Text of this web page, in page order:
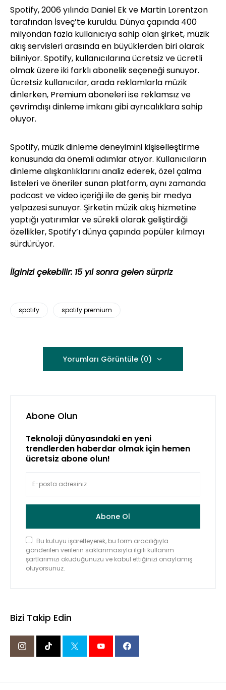
Spotify, 2006 yılında Daniel Ek ve Martin Lorentzon
tarafından İsveç’te kuruldu. Dünya çapında 400
milyondan fazla kullanıcıya sahip olan şirket, müzik
akış servisleri arasında en büyüklerden biri olarak
biliniyor. Spotify, kullanıcılarına ücretsiz ve ücretli
olmak üzere iki farklı abonelik seçeneği sunuyor.
Ücretsiz kullanıcılar, arada reklamlarla müzik
dinlerken, Premium aboneleri ise reklamsız ve
çevrimdışı dinleme imkanı gibi ayrıcalıklara sahip
oluyor.
Spotify, müzik dinleme deneyimini kişiselleştirme
konusunda da önemli adımlar atıyor. Kullanıcıların
dinleme alışkanlıklarını analiz ederek, özel çalma
listeleri ve öneriler sunan platform, aynı zamanda
podcast ve video içeriği ile de geniş bir medya
yelpazesi sunuyor. Şirketin müzik akış hizmetine
yaptığı yatırımlar ve sürekli olarak geliştirdiği
özellikler, Spotify’ı dünya çapında popüler kılmayı
sürdürüyor.
İlginizi çekebilir: 15 yıl sonra gelen sürpriz
spotify spotify premium
Yorumları Görüntüle (0)
Abone Olun
Teknoloji dünyasındaki en yeni
trendlerden haberdar olmak için hemen
ücretsiz abone olun!
Abone Ol
Bu kutuyu işaretleyerek, bu form aracılığıyla
gönderilen verilerin saklanmasıyla ilgili kullanım
şartlarımızı okuduğunuzu ve kabul ettiğinizi onaylamış
oluyorsunuz.
Bizi Takip Edin